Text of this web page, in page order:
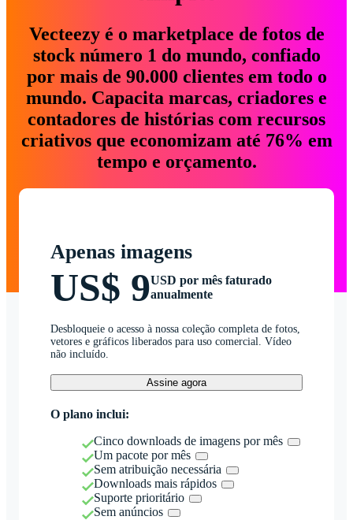
Vecteezy é o marketplace de fotos de
stock número 1 do mundo, confiado
por mais de 90.000 clientes em todo o
mundo. Capacita marcas, criadores e
contadores de histórias com recursos
criativos que economizam até 76% em
tempo e orçamento.
Apenas imagens
US$ 9USD por mês faturado
anualmente
Desbloqueie o acesso à nossa coleção completa de fotos,
vetores e gráficos liberados para uso comercial. Vídeo
não incluído.
Assine agora
O plano inclui:
Cinco downloads de imagens por mês
Um pacote por mês
Sem atribuição necessária
Downloads mais rápidos
Suporte prioritário
Sem anúncios